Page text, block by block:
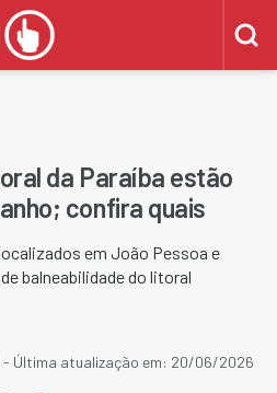
da Paraíba estão
confira quais
em João Pessoa e
balneabilidade do litoral
- Última atualização em: 20/06/2026